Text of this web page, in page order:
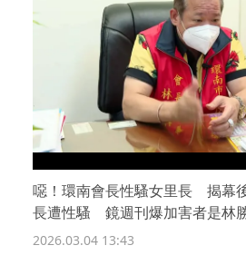
噁！環南會長性騷女里長 揭幕
長遭性騷 鏡週刊爆加害者是林
2026.03.04 13:43